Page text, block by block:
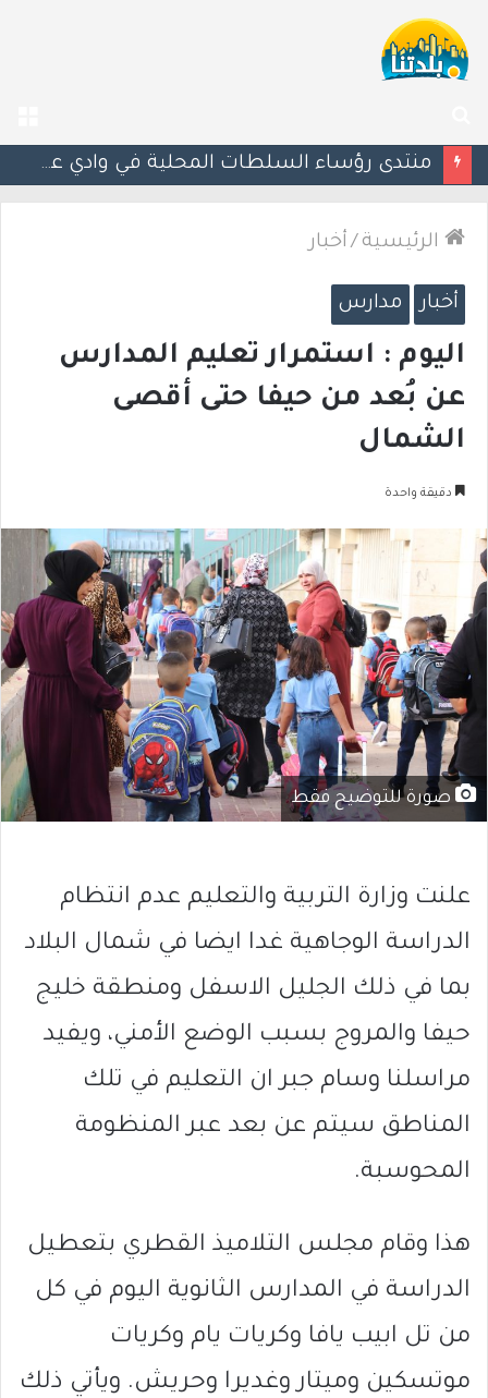
عن
وزارة الصحة تحذّر: نقص في مخزون الدم.. ودعوة عاجلة للتبرع وخاصة من فصيلة O
الرئيسية / أخبار
أخبار مدارس
اليوم : استمرار تعليم المدارس
عن بُعد من حيفا حتى أقصى
الشمال
دقيقة واحدة
صورة للتوضيح فقط
علنت وزارة التربية والتعليم عدم انتظام
الدراسة الوجاهية غدا ايضا في شمال البلاد
بما في ذلك الجليل الاسفل ومنطقة خليج
حيفا والمروج بسبب الوضع الأمني، ويفيد
مراسلنا وسام جبر ان التعليم في تلك
المناطق سيتم عن بعد عبر المنظومة
المحوسبة.
هذا وقام مجلس التلاميذ القطري بتعطيل
الدراسة في المدارس الثانوية اليوم في كل
من تل ابيب يافا وكريات يام وكريات
موتسكين وميتار وغديرا وحريش. ويأتي ذلك